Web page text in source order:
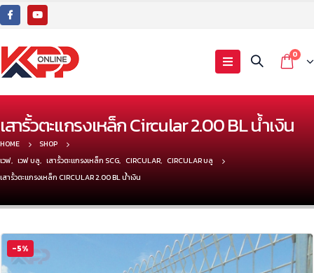
0
เสารั้วตะแกรงเหล็ก Circular 2.00 BL น้ำเงิน
HOME
SHOP
เวฟ, เวฟ บลู, เสารั้วตะแกรงเหล็ก SCG, CIRCULAR, CIRCULAR บลู
เสารั้วตะแกรงเหล็ก CIRCULAR 2.00 BL น้ำเงิน
-5%